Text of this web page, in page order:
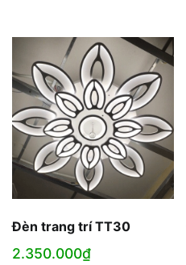
Đèn trang trí TT30
2.350.000₫